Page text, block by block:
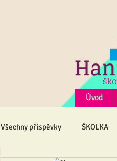
Úvod
Všechny příspěvky ŠKOLKA